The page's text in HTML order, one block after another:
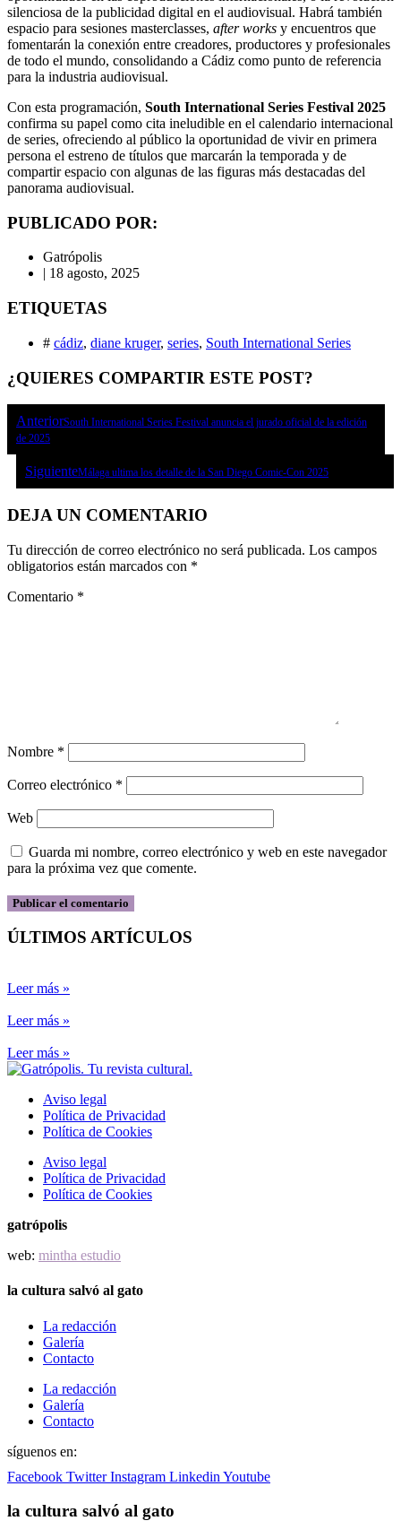
silenciosa de la publicidad digital en el audiovisual. Habrá también
espacio para sesiones masterclasses, after works y encuentros que
fomentarán la conexión entre creadores, productores y profesionales
de todo el mundo, consolidando a Cádiz como punto de referencia
para la industria audiovisual.
Con esta programación, South International Series Festival 2025
confirma su papel como cita ineludible en el calendario internacional
de series, ofreciendo al público la oportunidad de vivir en primera
persona el estreno de títulos que marcarán la temporada y de
compartir espacio con algunas de las figuras más destacadas del
panorama audiovisual.
PUBLICADO POR:
Gatrópolis
| 18 agosto, 2025
ETIQUETAS
# cádiz, diane kruger, series, South International Series
¿QUIERES COMPARTIR ESTE POST?
AnteriorSouth International Series Festival anuncia el jurado oficial de la edición
de 2025
SiguienteMálaga ultima los detalle de la San Diego Comic-Con 2025
DEJA UN COMENTARIO
Tu dirección de correo electrónico no será publicada. Los campos
obligatorios están marcados con *
Comentario *
Nombre *
Correo electrónico *
Web
Guarda mi nombre, correo electrónico y web en este navegador
para la próxima vez que comente.
ÚLTIMOS ARTÍCULOS
Leer más »
Leer más »
Leer más »
Aviso legal
Política de Privacidad
Política de Cookies
Aviso legal
Política de Privacidad
Política de Cookies
gatrópolis
web: mintha estudio
la cultura salvó al gato
La redacción
Galería
Contacto
La redacción
Galería
Contacto
síguenos en:
Facebook Twitter Instagram Linkedin Youtube
la cultura salvó al gato